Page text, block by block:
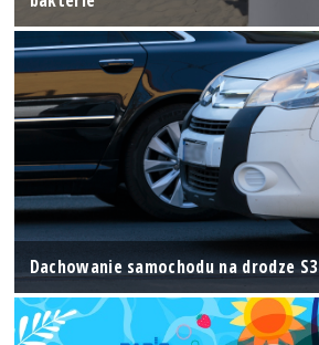
Dachowanie samochodu na drodze S3